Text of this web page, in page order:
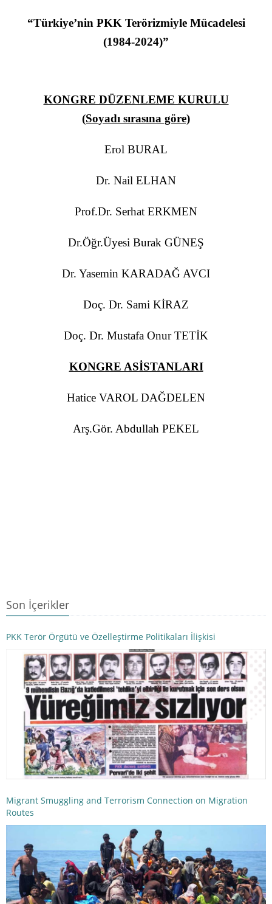
“Türkiye’nin PKK Terörizmiyle Mücadelesi
(1984-2024)”
KONGRE DÜZENLEME KURULU
(Soyadı sırasına göre)
Erol BURAL
Dr. Nail ELHAN
Prof.Dr. Serhat ERKMEN
Dr.Öğr.Üyesi Burak GÜNEŞ
Dr. Yasemin KARADAĞ AVCI
Doç. Dr. Sami KİRAZ
Doç. Dr. Mustafa Onur TETİK
KONGRE ASİSTANLARI
Hatice VAROL DAĞDELEN
Arş.Gör. Abdullah PEKEL
Son İçerikler
PKK Terör Örgütü ve Özelleştirme Politikaları İlişkisi
Migrant Smuggling and Terrorism Connection on Migration
Routes